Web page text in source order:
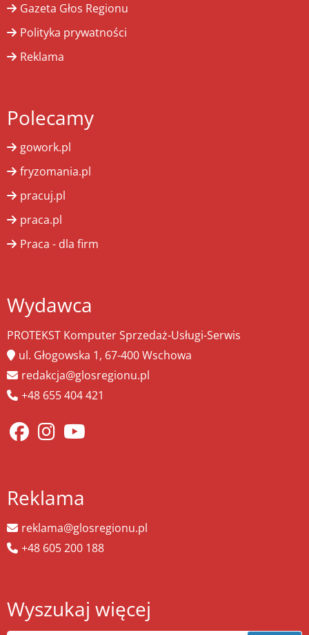
Gazeta Głos Regionu
Polityka prywatności
Reklama
Polecamy
gowork.pl
fryzomania.pl
pracuj.pl
praca.pl
Praca - dla firm
Wydawca
PROTEKST Komputer Sprzedaż-Usługi-Serwis
ul. Głogowska 1, 67-400 Wschowa
redakcja@glosregionu.pl
+48 655 404 421
Reklama
reklama@glosregionu.pl
+48 605 200 188
Wyszukaj więcej